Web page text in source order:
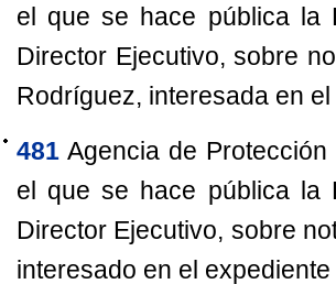
el que se hace pública la
Director Ejecutivo, sobre
Rodríguez, interesada en
481 Agencia de
el que se hace pública la
Director Ejecutivo, sobre
interesado en el expediente